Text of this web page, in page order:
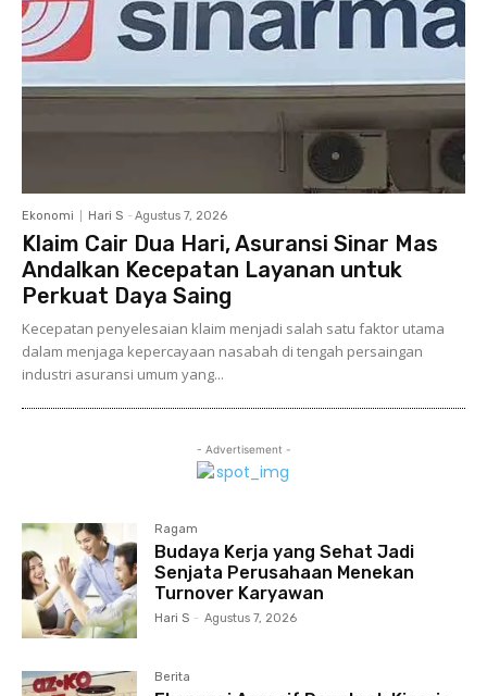
Ekonomi Hari S - Agustus 7, 2026
Klaim Cair Dua Hari, Asuransi Sinar Mas
Andalkan Kecepatan Layanan untuk
Perkuat Daya Saing
Kecepatan penyelesaian klaim menjadi salah satu faktor utama
dalam menjaga kepercayaan nasabah di tengah persaingan
industri asuransi umum yang...
- Advertisement -
Ragam
Budaya Kerja yang Sehat Jadi
Senjata Perusahaan Menekan
Turnover Karyawan
Hari S - Agustus 7, 2026
Berita